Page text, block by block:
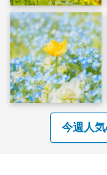
今週人